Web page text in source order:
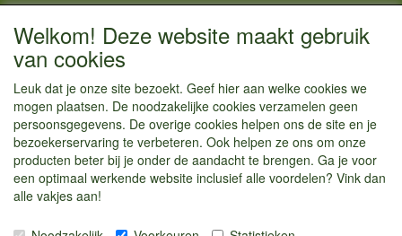
CONTACTGEGEVENS
Vestigingsadres:
Einsteinstraat 52
1433 BG Kudelstaart
info@kamperenenzo.nl
Tel : 06 125 82 112
Handelend onder
Welkom! Deze website maakt gebruik
van cookies
Leuk dat je onze site bezoekt. Geef hier aan welke cookies we
mogen plaatsen. De noodzakelijke cookies verzamelen geen
persoonsgegevens. De overige cookies helpen ons de site en je
bezoekerservaring te verbeteren. Ook helpen ze ons om onze
producten beter bij je onder de aandacht te brengen. Ga je voor
een optimaal werkende website inclusief alle voordelen? Vink dan
alle vakjes aan!